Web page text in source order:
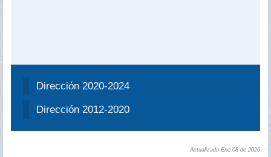
Dirección 2020-2024
Dirección 2012-2020
Actualizado Ene 08 de 2026